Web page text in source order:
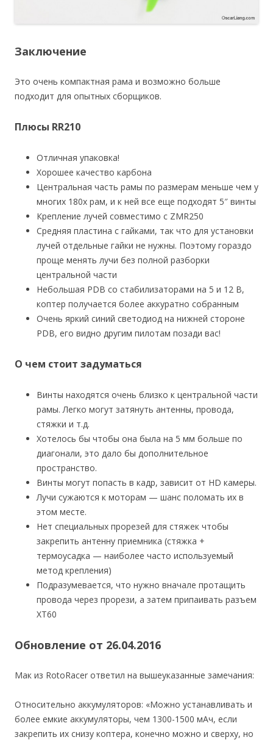
Заключение
Это очень компактная рама и возможно больше
подходит для опытных сборщиков.
Плюсы RR210
Отличная упаковка!
Хорошее качество карбона
Центральная часть рамы по размерам меньше чем у
многих 180х рам, и к ней все еще подходят 5″ винты
Крепление лучей совместимо с ZMR250
Средняя пластина с гайками, так что для установки
лучей отдельные гайки не нужны. Поэтому гораздо
проще менять лучи без полной разборки
центральной части
Небольшая PDB со стабилизаторами на 5 и 12 В,
коптер получается более аккуратно собранным
Очень яркий синий светодиод на нижней стороне
PDB, его видно другим пилотам позади вас!
О чем стоит задуматься
Винты находятся очень близко к центральной части
рамы. Легко могут затянуть антенны, провода,
стяжки и т.д.
Хотелось бы чтобы она была на 5 мм больше по
диагонали, это дало бы дополнительное
пространство.
Винты могут попасть в кадр, зависит от HD камеры.
Лучи сужаются к моторам — шанс поломать их в
этом месте.
Нет специальных прорезей для стяжек чтобы
закрепить антенну приемника (стяжка +
термоусадка — наиболее часто используемый
метод крепления)
Подразумевается, что нужно вначале протащить
провода через прорези, а затем припаивать разъем
XT60
Обновление от 26.04.2016
Мак из RotoRacer ответил на вышеуказанные замечания:
Относительно аккумуляторов: «Можно устанавливать и
более емкие аккумуляторы, чем 1300-1500 мАч, если
закрепить их снизу коптера, конечно можно и сверху, но